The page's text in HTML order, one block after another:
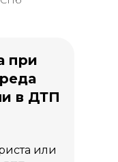
или
при
в ДТП